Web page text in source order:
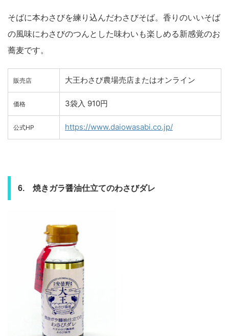
そばに本わさびを練り込んだわさびそば。香りのいいそば
の風味にわさびのつんとした味わいも楽しめる新感覚のお
蕎麦です。
販売店 大王わさび農場売店またはオンライン
価格 3袋入 910円
公式HP https://www.daiowasabi.co.jp/
6. 焼きガラ醤油仕立てのわさびダレ